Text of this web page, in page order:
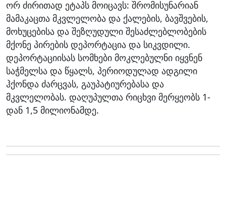
ორ ძირითად ეტაპს მოიცავს: შრომისუნარიან
მამაკაცთა მკვლელობა და ქალების, ბავშვების,
მოხუცებისა და შეზღუდული შესაძლებლობების
მქონე პირების დეპორტაცია და სიკვდილი.
დეპორტაციისას სომხები მოკლებულნი იყვნენ
საჭმელსა და წყალს, პერიოდულად ადგილი
ჰქონდა ძარცვას, გაუპატიურებასა და
მკვლელობას. დაღუპულთა რიცხვი მერყეობს 1-
დან 1,5 მილიონამდე.